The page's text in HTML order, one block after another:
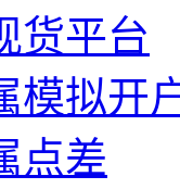
货平台
模拟开
点差